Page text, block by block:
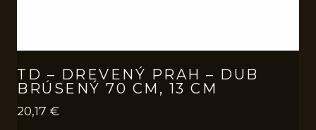
TD – DREVENÝ PRAH – DUB
BRÚSENÝ 70 CM, 13 CM
20,17 €